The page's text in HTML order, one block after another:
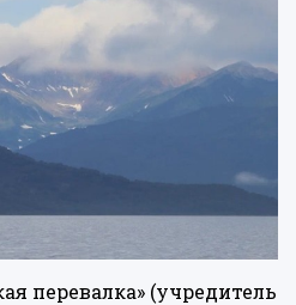
перевалка» (учредитель